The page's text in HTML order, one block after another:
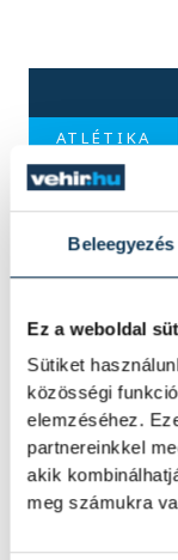
Beleegyezés
Ez a weboldal
Sütiket
közösségi
elemzéséhez.
partnereinkkel
akik
meg számukra
ATLÉTIKA
csapat
Ötvenegy
VEDAC
A